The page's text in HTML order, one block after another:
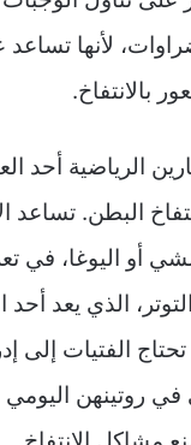
لأنها
بالانتفاخ.
الرياضية أحد
البطن. تساعد
أو اليوغا، في
الذي يعد أحد
تحتاج الفتيات إلى
روتينهن